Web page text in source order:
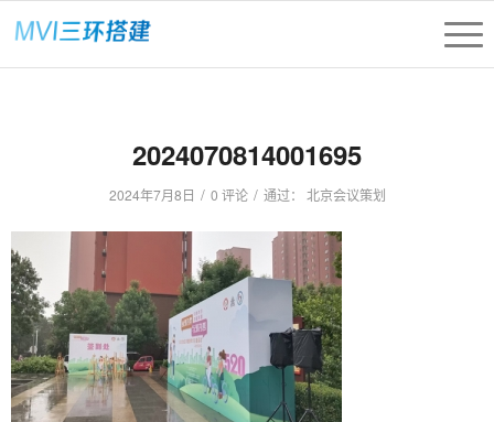
2024070814001695
2024年7月8日 / 0 评论 / 通过： 北京会议策划